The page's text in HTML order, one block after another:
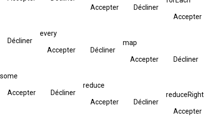
Accepter
Décliner
Accepter
Décliner
every
Accepter Décliner
map
Accepter Décliner
some
Accepter Décliner
reduce
Accepter Décliner
reduceRight
Accepter